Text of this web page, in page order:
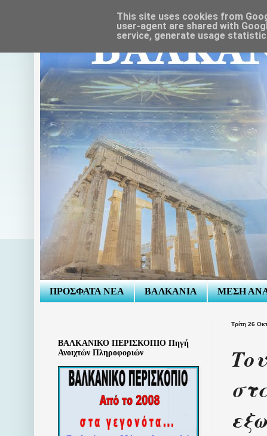
ΠΡΟΣΦΑΤΑ ΝΕΑ ΒΑΛΚΑΝΙΑ ΜΕΣΗ
Τρίτη 26
ΒΑΛΚΑΝΙΚΟ ΠΕΡΙΣΚΟΠΙΟ Πηγή
Ανοιχτών Πληροφοριών
This site uses cookies from
user-agent are shared with
service, generate usage